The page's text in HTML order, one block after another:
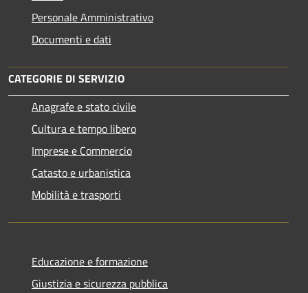
Personale Amministrativo
Documenti e dati
CATEGORIE DI SERVIZIO
Anagrafe e stato civile
Cultura e tempo libero
Imprese e Commercio
Catasto e urbanistica
Mobilità e trasporti
Educazione e formazione
Giustizia e sicurezza pubblica